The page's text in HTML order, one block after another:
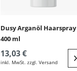
Dusy Arganöl Haarspray
400 ml
13,03 €
inkl. MwSt. zzgl. Versand